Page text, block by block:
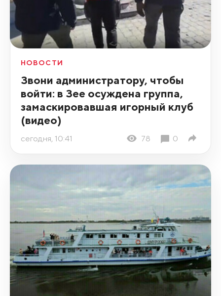
НОВОСТИ
Звони администратору, чтобы
войти: в Зее осуждена группа,
замаскировавшая игорный клуб
(видео)
сегодня, 10:41 78 0